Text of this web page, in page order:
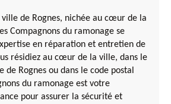
de Rognes, nichée au cœur de la
Compagnons du ramonage se
en réparation et entretien de
résidiez au cœur de la ville, dans le
Rognes ou dans le code postal
du ramonage est votre
pour assurer la sécurité et